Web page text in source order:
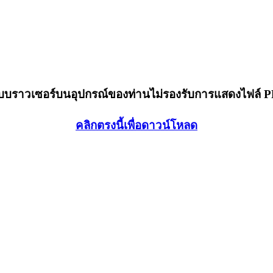
บราวเซอร์บนอุปกรณ์ของท่านไม่รองรับการแสดงไฟล์
คลิกตรงนี้เพื่อดาวน์โหลด